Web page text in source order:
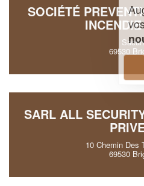
SOCIÉTÉ
69530
SARL ALL
10 Chemin Des
69530
Augmentez
vosmarges
nouveaux